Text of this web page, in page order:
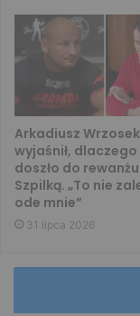
Arkadiusz Wrzosek
wyjaśnił, dlaczego
doszło do
Szpilką. „To nie
ode mnie”
31 lipca 2026